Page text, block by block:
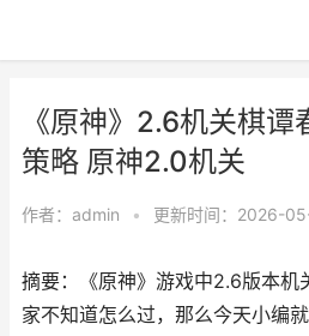
《原神》2.6机关棋
策略 原神2.0机关
作者： admin • 更新时间：2026-
摘要：《原神》游戏中2.6版本机
家不知道怎么过，那么今天小编